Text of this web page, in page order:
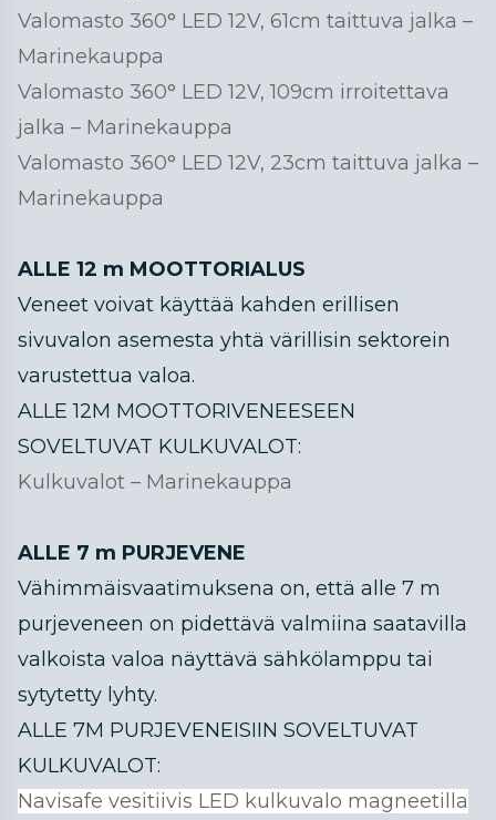
Valomasto 360° LED 12V, 61cm taittuva jalka –
Marinekauppa
Valomasto 360° LED 12V, 109cm irroitettava
jalka – Marinekauppa
Valomasto 360° LED 12V, 23cm taittuva jalka –
Marinekauppa
ALLE 12 m MOOTTORIALUS
Veneet voivat käyttää kahden erillisen
sivuvalon asemesta yhtä värillisin sektorein
varustettua valoa.
ALLE 12M MOOTTORIVENEESEEN
SOVELTUVAT KULKUVALOT:
Kulkuvalot – Marinekauppa
ALLE 7 m PURJEVENE
Vähimmäisvaatimuksena on, että alle 7 m
purjeveneen on pidettävä valmiina saatavilla
valkoista valoa näyttävä sähkölamppu tai
sytytetty lyhty.
ALLE 7M PURJEVENEISIIN SOVELTUVAT
KULKUVALOT:
Navisafe vesitiivis LED kulkuvalo magneetilla